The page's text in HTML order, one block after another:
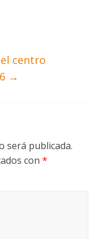
centro
→
será publicada.
con*